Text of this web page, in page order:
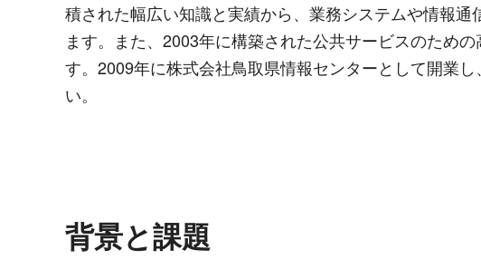
積された幅広い知識と実績から、業務システムや情報
ます。また、2003年に構築された公共サービスのため
す。2009年に株式会社鳥取県情報センターとして開業
い。
背景と課題